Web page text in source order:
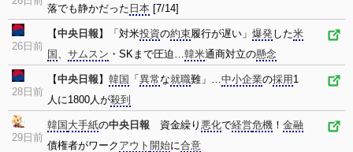
落でも静かだった 日本 [7/14]
26日前
【中央日報 】「対米投資の約束履行が遅い」 爆発 した米
国 、 サムスン ・SKまで圧迫…韓米通商対立の懸念
28日前
【中央日報 】 韓国 「 異常な就職難」…中小企業の採用 1
人に1800人が殺到
29日前
韓国 大手紙の中央日報 資金繰り 悪化で経営危機 ！ 金融
債権者がワーク アウト 開始に合意